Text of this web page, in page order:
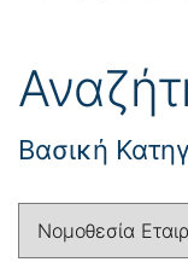
Βασική